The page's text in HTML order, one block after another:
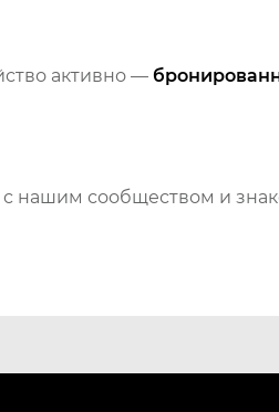
активно —
нашим сообществом и